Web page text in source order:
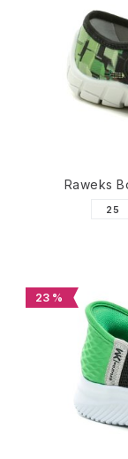
Raweks
25
23 %